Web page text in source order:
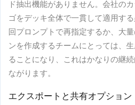
ド抽出機能がありません。会社の
ゴをデッキ全体で一貫して適用す
回プロンプトで再指定するか、大
ンを作成するチームにとっては、
ることになり、これはかなりの継
ながります。
エクスポートと共有オプション